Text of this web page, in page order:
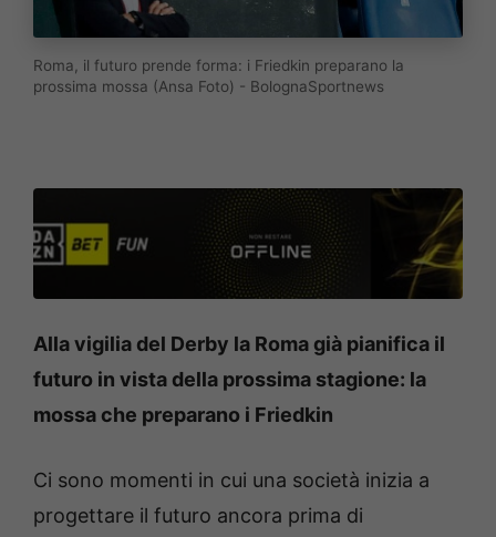
Roma, il futuro prende forma: i Friedkin preparano la
prossima mossa (Ansa Foto) - BolognaSportnews
Alla vigilia del Derby la Roma già pianifica il
futuro in vista della prossima stagione: la
mossa che preparano i Friedkin
Ci sono momenti in cui una società inizia a
progettare il futuro ancora prima di